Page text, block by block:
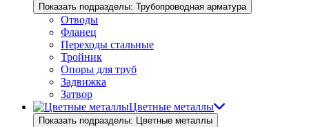
Показать подразделы: Трубопроводная арматура
Отводы
Фланец
Переходы стальные
Тройник
Опоры для труб
Задвижка
Затвор
Цветные металлы
Показать подразделы: Цветные металлы